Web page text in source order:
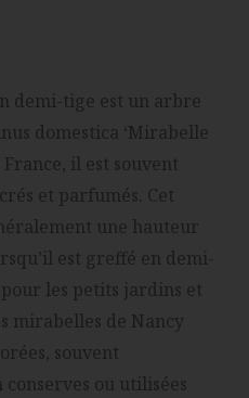
demi-tige est un arbre
domestica ‘Mirabelle
il est souvent
et parfumés. Cet
une hauteur
est greffé en demi-
les petits jardins et
mirabelles de Nancy
souvent
conserves ou utilisées